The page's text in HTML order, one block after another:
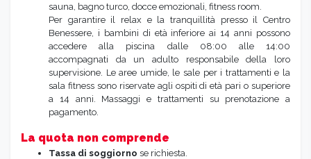
sauna, bagno turco, docce emozionali, fitness room.
Per garantire il relax e la tranquillità presso il Centro
Benessere, i bambini di età inferiore ai 14 anni possono
accedere alla piscina dalle 08:00 alle 14:00
accompagnati da un adulto responsabile della loro
supervisione. Le aree umide, le sale per i trattamenti e la
sala fitness sono riservate agli ospiti di età pari o superiore
a 14 anni. Massaggi e trattamenti su prenotazione a
pagamento.
La quota non comprende
Tassa di soggiorno se richiesta.